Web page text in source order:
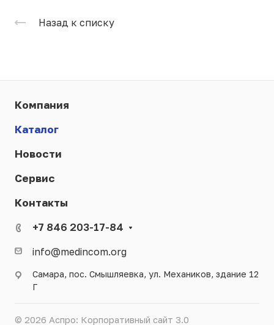
Назад к списку
Компания
Каталог
Новости
Сервис
Контакты
+7 846 203-17-84
info@medincom.org
Самара, пос. Смышляевка, ул. Механиков, здание 12
Г
© 2026 Аспро: Корпоративный сайт 3.0